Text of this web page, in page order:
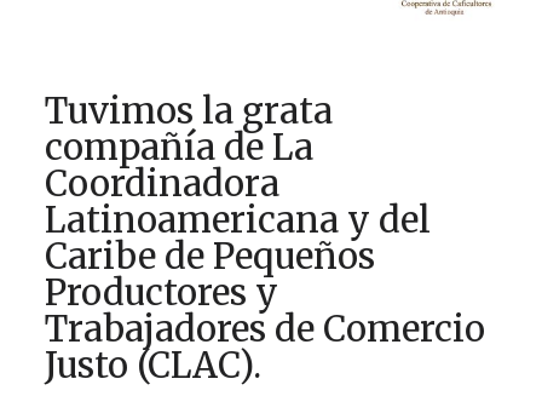
Tuvimos la grata
compañía de La
Coordinadora
Latinoamericana y del
Caribe de Pequeños
Productores y
Trabajadores de Comercio
Justo (CLAC).